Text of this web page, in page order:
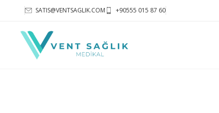
SATIS@VENTSAGLIK.COM +90555 015 87 60